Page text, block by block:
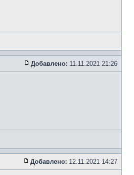
Добавлено: 11.11.2021 21:26
Добавлено: 12.11.2021 14:27